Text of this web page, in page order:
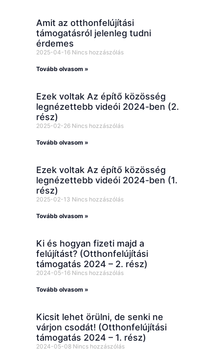
Amit az otthonfelújítási
támogatásról jelenleg tudni
érdemes
2025-04-16 Nincs hozzászólás
Tovább olvasom »
Ezek voltak Az építő közösség
legnézettebb videói 2024-ben (2.
rész)
2025-02-26 Nincs hozzászólás
Tovább olvasom »
Ezek voltak Az építő közösség
legnézettebb videói 2024-ben (1.
rész)
2025-02-13 Nincs hozzászólás
Tovább olvasom »
Ki és hogyan fizeti majd a
felújítást? (Otthonfelújítási
támogatás 2024 – 2. rész)
2024-05-16 Nincs hozzászólás
Tovább olvasom »
Kicsit lehet örülni, de senki ne
várjon csodát! (Otthonfelújítási
támogatás 2024 – 1. rész)
2024-05-08 Nincs hozzászólás